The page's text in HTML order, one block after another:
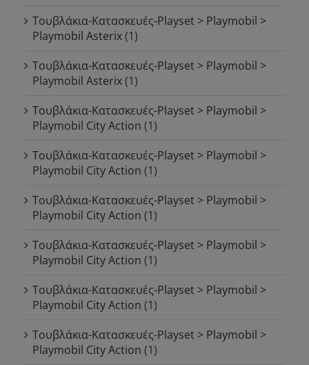
Τουβλάκια-Κατασκευές-Playset > Playmobil >
Playmobil Asterix(1)
Τουβλάκια-Κατασκευές-Playset > Playmobil >
Playmobil Asterix(1)
Τουβλάκια-Κατασκευές-Playset > Playmobil >
Playmobil City Action (1)
Τουβλάκια-Κατασκευές-Playset > Playmobil >
Playmobil City Action (1)
Τουβλάκια-Κατασκευές-Playset > Playmobil >
Playmobil City Action (1)
Τουβλάκια-Κατασκευές-Playset > Playmobil >
Playmobil City Action (1)
Τουβλάκια-Κατασκευές-Playset > Playmobil >
Playmobil City Action (1)
Τουβλάκια-Κατασκευές-Playset > Playmobil >
Playmobil City Action (1)